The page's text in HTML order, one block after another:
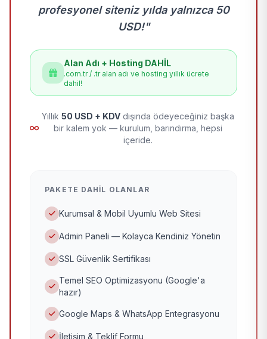
profesyonel siteniz yılda yalnızca 50
USD!"
Alan Adı + Hosting DAHİL
.com.tr / .tr alan adı ve hosting yıllık ücrete
dahil!
Yıllık 50 USD + KDV dışında ödeyeceğiniz başka
bir kalem yok — kurulum, barındırma, hepsi
içeride.
PAKETE DAHIL OLANLAR
Kurumsal & Mobil Uyumlu Web Sitesi
Admin Paneli — Kolayca Kendiniz Yönetin
SSL Güvenlik Sertifikası
Temel SEO Optimizasyonu (Google'a
hazır)
Google Maps & WhatsApp Entegrasyonu
İletişim & Teklif Formu